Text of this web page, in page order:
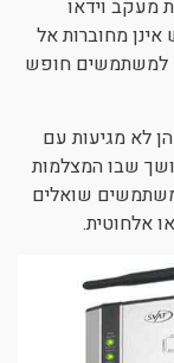
מעקב וידאו
מחוברות אל
למשתמשים חופש
לא מגיעות עם
שבו המצלמות
שואלים
אלחוטית.